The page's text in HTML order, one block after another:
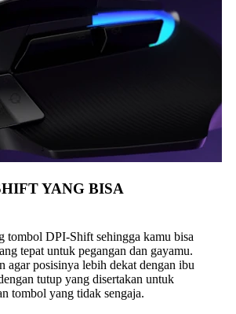
YANG BISA
tombol DPI-Shift sehingga kamu bisa
tepat untuk pegangan dan gayamu.
agar posisinya lebih dekat dengan ibu
tutup yang disertakan untuk
tombol yang tidak sengaja.